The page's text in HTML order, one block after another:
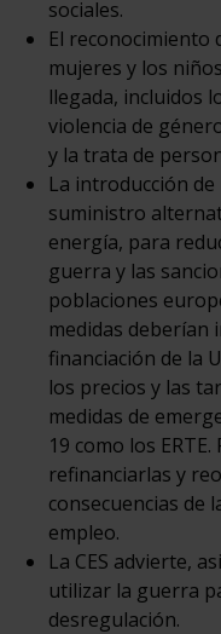
sociales.
El reconocimiento
mujeres y los
llegada, incluidos
violencia de
y la trata de
La introducción
suministro
energía, para
guerra y las
poblaciones
medidas deberían
financiación de la
los precios y las
medidas de
19 como los
refinanciarlas y
consecuencias de
empleo.
La CES advierte,
utilizar la guerra
desregulación.